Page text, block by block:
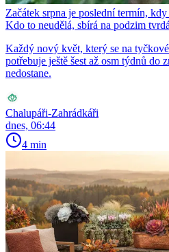
Začátek srpna je poslední termín,
Kdo to neudělá, sbírá na podzim
Každý nový květ, který se na
potřebuje ještě šest až osm týdnů do
nedostane.
Chalupáři-Zahrádkáři
dnes, 06:44
4 min